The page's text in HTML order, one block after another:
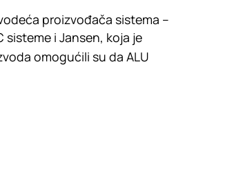
proizvođača sistema –
i Jansen, koja je
omogućili su da ALU